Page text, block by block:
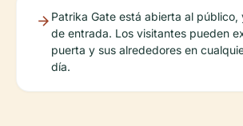
Patrika Gate está abierta al público,
de entrada. Los visitantes pueden
puerta y sus alrededores en
día.